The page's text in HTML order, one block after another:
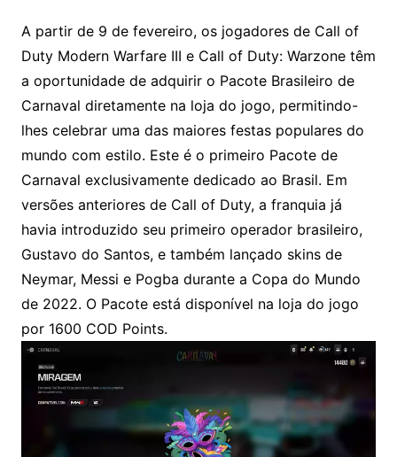
A partir de 9 de fevereiro, os jogadores de Call of
Duty Modern Warfare III e Call of Duty: Warzone têm
a oportunidade de adquirir o Pacote Brasileiro de
Carnaval diretamente na loja do jogo, permitindo-
lhes celebrar uma das maiores festas populares do
mundo com estilo. Este é o primeiro Pacote de
Carnaval exclusivamente dedicado ao Brasil. Em
versões anteriores de Call of Duty, a franquia já
havia introduzido seu primeiro operador brasileiro,
Gustavo do Santos, e também lançado skins de
Neymar, Messi e Pogba durante a Copa do Mundo
de 2022. O Pacote está disponível na loja do jogo
por 1600 COD Points.